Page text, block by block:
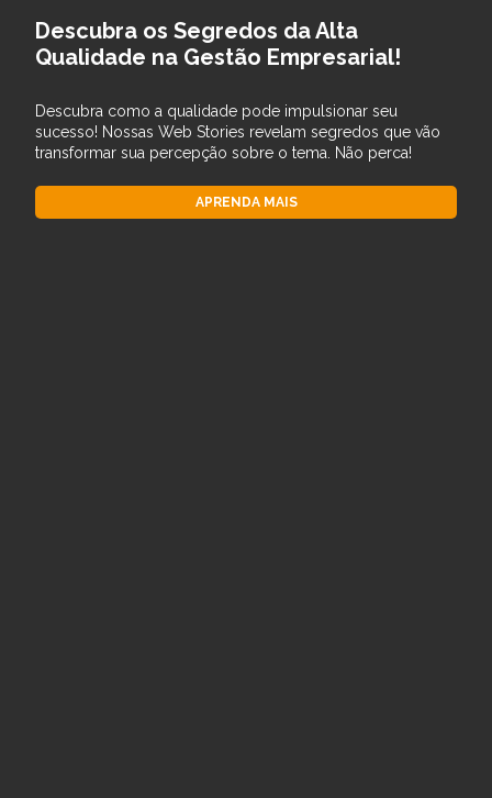
Descubra os Segredos da Alta
Qualidade na Gestão Empresarial!
Descubra como a qualidade pode impulsionar seu
sucesso! Nossas Web Stories revelam segredos que vão
transformar sua percepção sobre o tema. Não perca!
APRENDA MAIS